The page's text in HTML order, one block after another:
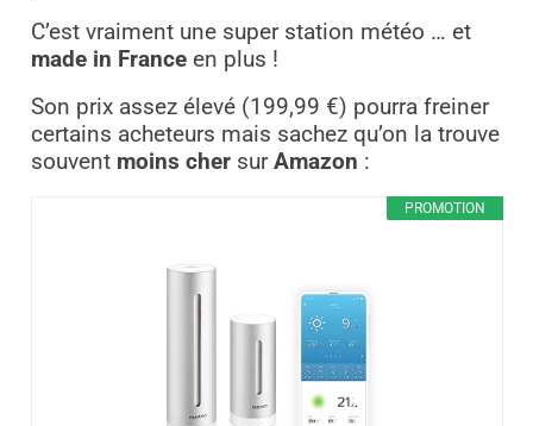
C’est vraiment une super station météo … et
made in Franceen plus !
Son prix assez élevé (199,99 €) pourra freiner
certains acheteurs mais sachez qu’on la trouve
souvent moins chersurAmazon :
PROMOTION